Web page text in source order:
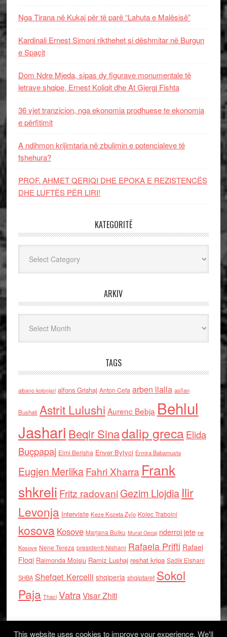
Nga Tirana në Kukaj për të parë “Lahuta e Malësisë”
Kardinali Ernest Simoni rikthehet si dëshmitar në Burgun
e Spaçit
Dom Ndre Mjeda, sipas dy figurave monumentale të
letrave shqipe, Ernest Koliqit dhe At Gjergj Fishta
36 vjet tranzicion, nga ekonomia prodhuese te ekonomia
e përfitimit
A ndihmon krijimtaria në zbulimin e potencialeve të
fshehura?
PROF. AHMET QERIQI DHE EPOKA E REZISTENCЁS
DHE LUFTЁS PЁR LIRI!
KATEGORITË
ARKIV
TAGS
albano kolonjari alfons Grishaj Anton Cefa arben llalla asllan
Bushati Astrit Lulushi Aurenc Bebja Behlul
Jashari Beqir Sinadalip grecaElida
Buçpapaj Elmi Berisha Enver Bytyci Ermira Babamusta
Eugjen MerlikaFahri Xharra Frank
shkreli Fritz radovaniGezim Llojdia Ilir
Levonja Interviste Keze Kozeta Zylo Kolec Traboini
kosova Kosove Marjana Bulku Murat Gecaj nderroi jete ne
Kosove Nene Tereza presidenti Nishani Rafaela Prifti Rafael
Floqi Raimonda Moisiu Ramiz Lushaj reshat kripa Sadik Elshani
SHBA Shefqet Kercelli shqiperia shqiptaret Sokol
Paja Thaci VatraVisar Zhiti
This website uses cookies to improve your experience. We'll